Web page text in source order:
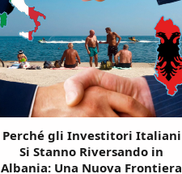
Perché gli Investitori Italiani
Si Stanno Riversando in
Albania: Una Nuova Frontiera